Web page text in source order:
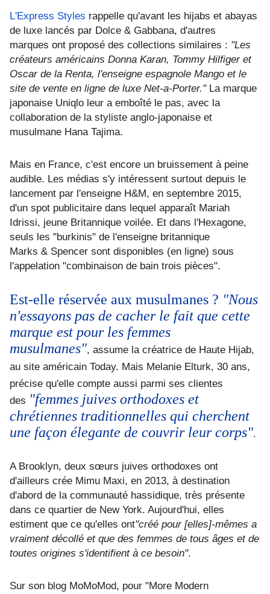
L'Express Styles rappelle qu'avant les hijabs et abayas
de luxe lancés par Dolce & Gabbana, d'autres
marques ont proposé des collections similaires : "Les
créateurs américains Donna Karan, Tommy Hilfiger et
Oscar de la Renta, l'enseigne espagnole Mango et le
site de vente en ligne de luxe Net-a-Porter."La marque
japonaise Uniqlo leur a emboîté le pas, avec la
collaboration de la styliste anglo-japonaise et
musulmane Hana Tajima.
Mais en France, c'est encore un bruissement à peine
audible. Les médias s'y intéressent surtout depuis le
lancement par l'enseigne H&M, en septembre 2015,
d'un spot publicitaire dans lequel apparaît Mariah
Idrissi, jeune Britannique voilée. Et dans l'Hexagone,
seuls les "burkinis" de l'enseigne britannique
Marks & Spencer sont disponibles (en ligne) sous
l'appelation "combinaison de bain trois pièces".
Est-elle réservée aux musulmanes ? "Nous
n'essayons pas de cacher le fait que cette
marque est pour les femmes
musulmanes", assume la créatrice de Haute Hijab,
au site américain Today. Mais Melanie Elturk, 30 ans,
précise qu'elle compte aussi parmi ses clientes
des "femmes juives orthodoxes et
chrétiennes traditionnelles qui cherchent
une façon élegante de couvrir leur corps".
A Brooklyn, deux sœurs juives orthodoxes ont
d'ailleurs crée Mimu Maxi, en 2013, à destination
d'abord de la communauté hassidique, très présente
dans ce quartier de New York. Aujourd'hui, elles
estiment que ce qu'elles ont"créé pour [elles]-mêmes a
vraiment décollé et que des femmes de tous âges et de
toutes origines s'identifient à ce besoin".
Sur son blog MoMoMod, pour "More Modern